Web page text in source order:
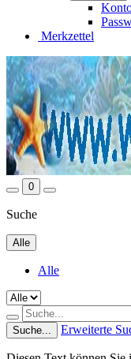
Merkzettel
0
Suche
Alle
Alle
Suche... Erweiterte